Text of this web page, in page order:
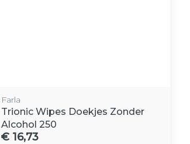
Farla
Trionic Wipes Doekjes Zonder
Alcohol 250
€ 16,73